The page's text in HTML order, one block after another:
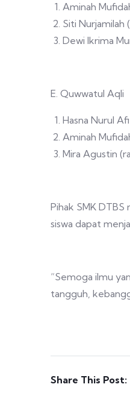
Aminah
Siti Nurjamilah
Dewi Ikrima
E. Quwwatul Aqli
Hasna Nurul
Aminah
Mira Agustin
Pihak SMK
siswa dapat
“Semoga ilmu
tangguh,
Share This Post: